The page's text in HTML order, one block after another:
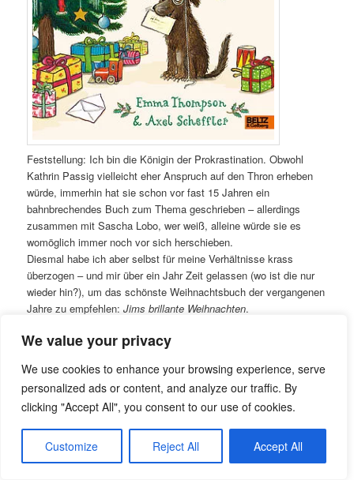
We value your privacy
We use cookies to enhance your browsing experience, serve
personalized ads or content, and analyze our traffic. By
clicking "Accept All", you consent to our use of cookies.
Customize Reject All Accept All
Feststellung: Ich bin die Königin der Prokrastination. Obwohl
Kathrin Passig vielleicht eher Anspruch auf den Thron erheben
würde, immerhin hat sie schon vor fast 15 Jahren ein
bahnbrechendes Buch zum Thema geschrieben – allerdings
zusammen mit Sascha Lobo, wer weiß, alleine würde sie es
womöglich immer noch vor sich herschieben.
Diesmal habe ich aber selbst für meine Verhältnisse krass
überzogen – und mir über ein Jahr Zeit gelassen (wo ist die nur
wieder hin?), um das schönste Weihnachtsbuch der vergangenen
Jahre zu empfehlen:Jims brillante Weihnachten.
brennt, erst eins, dann zwei, dann drei, dann vier – und wenn das
wird, hier also kurz vor knapp der ultimative
Weihnachtsgeschichten-Tipp.
Die fabelhafte, englische Schauspielerin Emma Thompson, unter
anderem bekannt als Nanny McPhee, hatJims brillante